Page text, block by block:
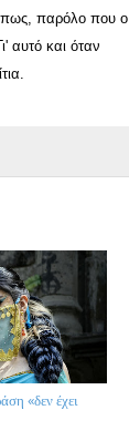
πως, παρόλο που ο
αυτό και όταν
«δεν έχει